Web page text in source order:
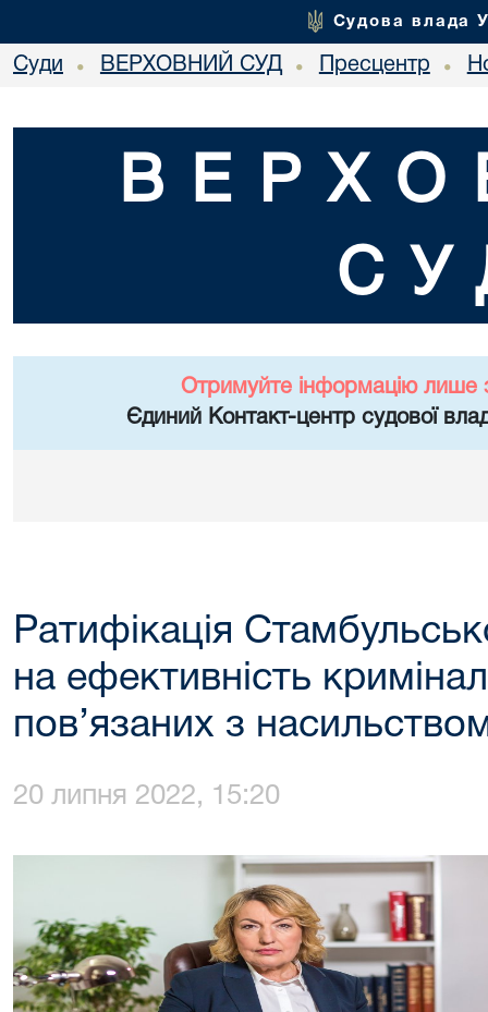
Судова влада
Суди • ВЕРХОВНИЙ СУД • Пресцентр •
Отримуйте інформацію лише
Єдиний Контакт-центр судової
Ратифікація
на ефективність
пов’язаних з
20 липня 2022, 15:20